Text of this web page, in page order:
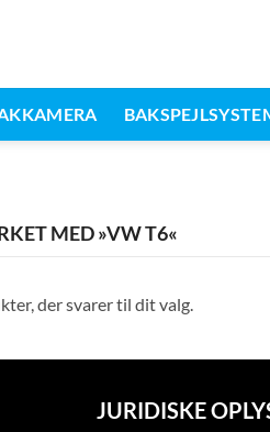
MED »VW T6«
der svarer til dit valg.
JURIDISKE